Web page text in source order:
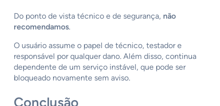
Do ponto de vista técnico e de segurança, não
recomendamos.
O usuário assume o papel de técnico, testador e
responsável por qualquer dano. Além disso, continua
dependente de um serviço instável, que pode ser
bloqueado novamente sem aviso.
Conclusão